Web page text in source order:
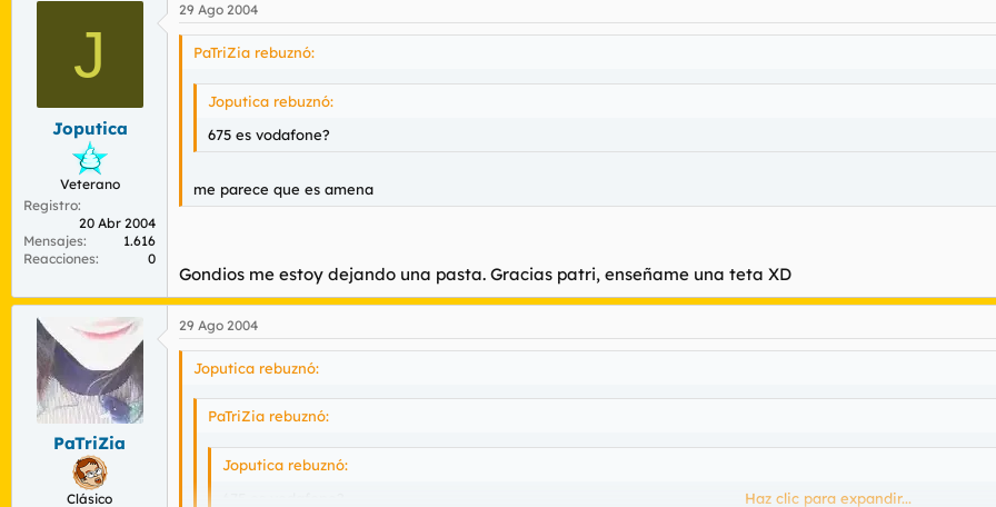
J
Joputica
Veterano
Registro
20 Abr 2004
Mensajes
1.616
Reacciones
0
29 Ago 2004
PaTriZia rebuznó:
Joputica rebuznó:
675 es vodafone?
me parece que es amena
Gondios me estoy dejando una pasta. Gracias patri, enseñame una teta XD
PaTriZia
Clásico
29 Ago 2004
Joputica rebuznó:
PaTriZia rebuznó:
Joputica rebuznó:
Haz clic para expandir...